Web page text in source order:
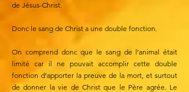
de Jésus-Christ.
Donc le sang de Christ a une double fonction.
On comprend donc que le sang de l’animal était
limité car il ne pouvait accomplir cette double
fonction d’apporter la preuve de la mort, et surtout
de donner la vie de Christ que le Père agrée. Le